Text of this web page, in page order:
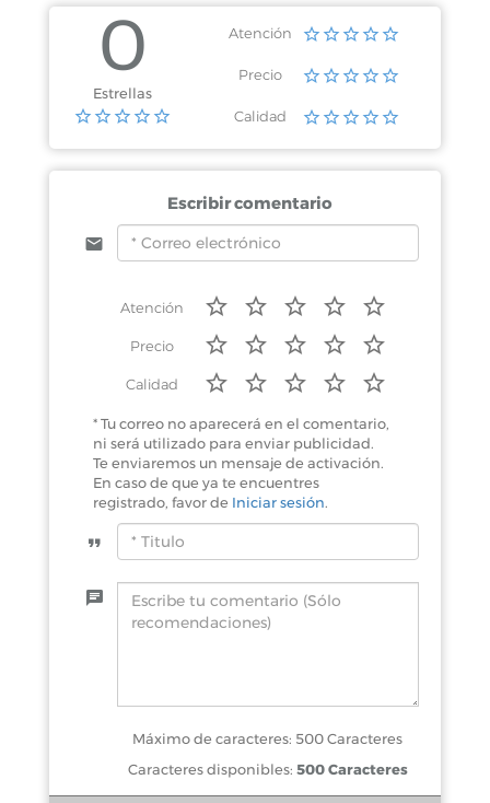
0
Estrellas
Atención
Precio
Calidad
Escribir comentario
Atención
Precio
Calidad
* Tu correo no aparecerá en el comentario,
ni será utilizado para enviar publicidad.
Te enviaremos un mensaje de activación.
En caso de que ya te encuentres
registrado, favor de Iniciar sesión.
Máximo de caracteres: 500 Caracteres
Caracteres disponibles: 500 Caracteres